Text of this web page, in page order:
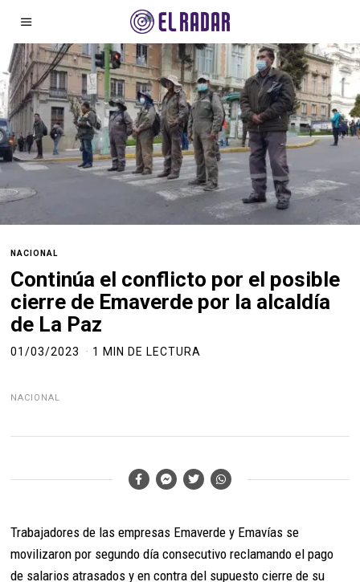
NACIONAL
Continúa el conflicto por el posible
cierre de Emaverde por la alcaldía
de La Paz
01/03/2023 1 MIN DE LECTURA
NACIONAL
Trabajadores de las empresas Emaverde y Emavías se
movilizaron por segundo día consecutivo reclamando el pago
de salarios atrasados y en contra del supuesto cierre de su